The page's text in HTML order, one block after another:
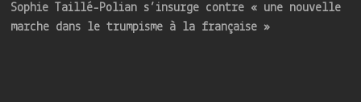
Sophie Taillé-Polian s’insurge contre « une nouvelle
marche dans le trumpisme à la française »